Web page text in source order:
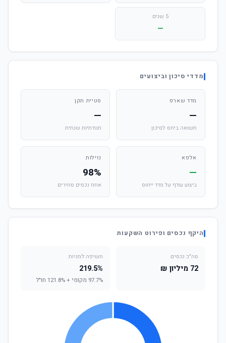
5 שנים
—
מדדי סיכון וביצועים
מדד שארפ
—
תשואה ביחס לסיכון
סטיית תקן
—
תנודתיות שנתית
אלפא
—
ביצוע עודף על מדד ייחוס
נזילות
98%
אחוז נכסים סחירים
היקף נכסים ופירוט השקעות
סה"כ נכסים
72 מיליון ₪
חשיפה למניות
219.5%
97.7% מקומי + 121.8% חו"ל